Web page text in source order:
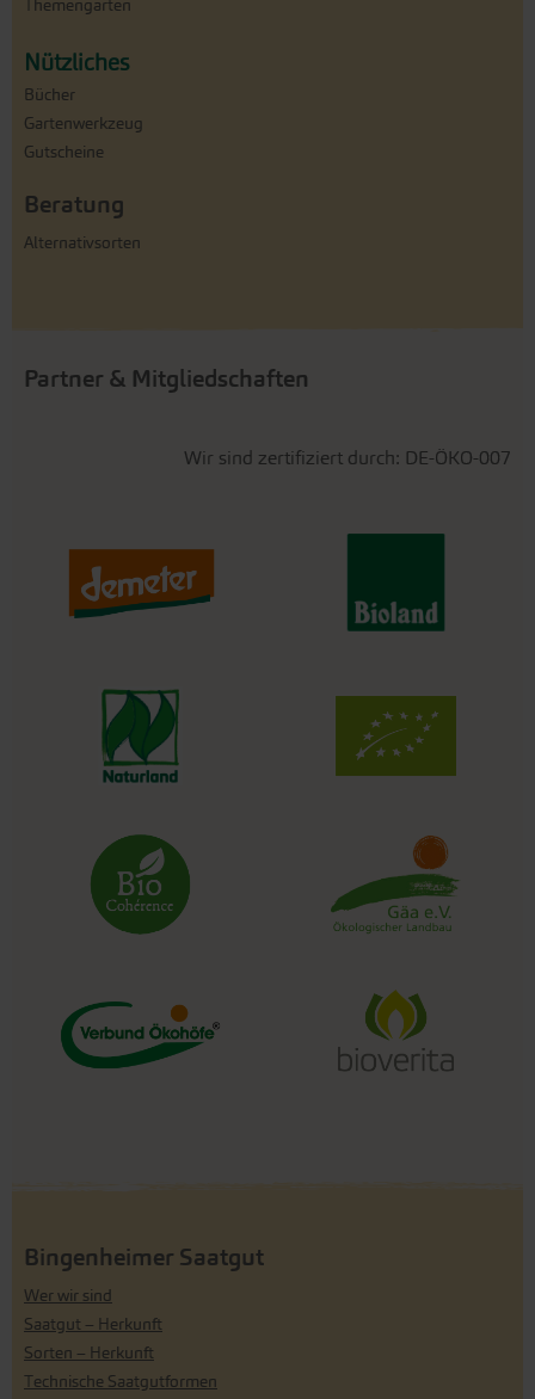
Themengärten
Nützliches
Bücher
Gartenwerkzeug
Gutscheine
Beratung
Alternativsorten
Partner & Mitgliedschaften
Wir sind zertifiziert durch: DE-ÖKO-007
Bingenheimer Saatgut
Wer wir sind
Saatgut – Herkunft
Sorten – Herkunft
Technische Saatgutformen